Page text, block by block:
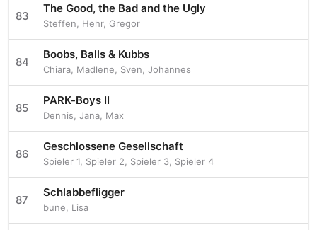
83
The Good, the Bad and the Ugly
Steffen Hehr, Gregor
84
Boobs, Balls & Kubbs
Chiara Madlene Sven Johannes
85
PARK-Boys II
Dennis Jana Max
86
Geschlossene Gesellschaft
Spieler 1 Spieler 2 Spieler 3 Spieler 4
87
Schlabbefligger
bune Lisa